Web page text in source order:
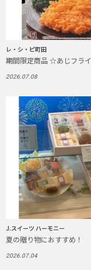
レ・シ・ピ町田
期間限定商品 ☆あじフラ
2026.07.08
J.スイーツ ハーモニー
夏の贈り物におすすめ！
2026.07.04